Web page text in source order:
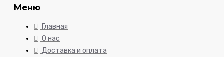
Меню
Главная
О нас
Доставка и оплата